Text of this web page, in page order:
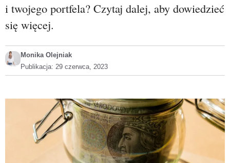
i twojego portfela? Czytaj dalej, aby dowiedzieć
się więcej.
Monika Olejniak
Publikacja: 29 czerwca, 2023